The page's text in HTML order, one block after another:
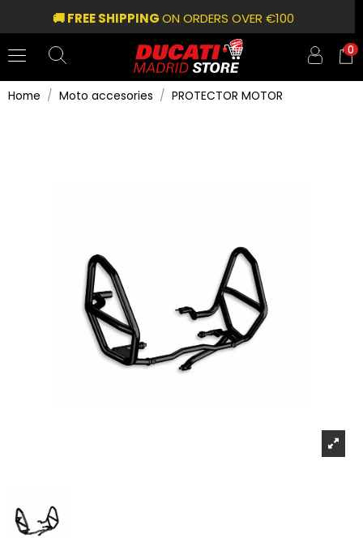
🚚 FREE SHIPPINGON ORDERS OVER €100
0
Home Moto accesories PROTECTOR MOTOR